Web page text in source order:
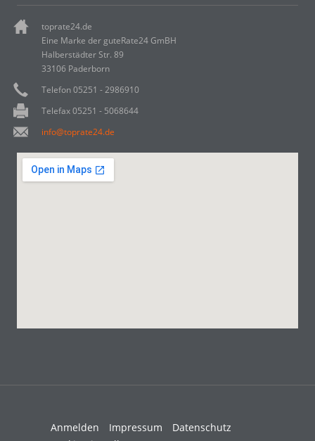
toprate24.de
Eine Marke der guteRate24 GmBH
Halberstädter Str. 89
33106 Paderborn
Telefon 05251 - 2986910
Telefax 05251 - 5068644
info@toprate24.de
Anmelden Impressum
Datenschutz